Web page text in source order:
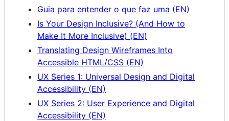
Guia para entender o que faz uma (EN)
Is Your Design Inclusive? (And How to
Make It More Inclusive) (EN)
Translating Design Wireframes Into
Accessible HTML/CSS (EN)
UX Series 1: Universal Design and Digital
Accessibility (EN)
UX Series 2: User Experience and Digital
Accessibility (EN)